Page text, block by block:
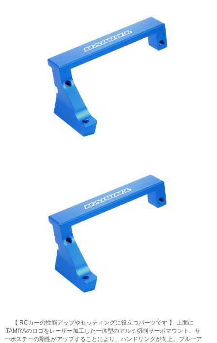
【 RCカーの性能アップやセッティングに役立つパーツです 】 上面に
TAMIYAのロゴをレーザー加工した一体型のアルミ切削サーボマウント。サ
ーボステーの剛性がアップすることにより、ハンドリングが向上。ブルーア